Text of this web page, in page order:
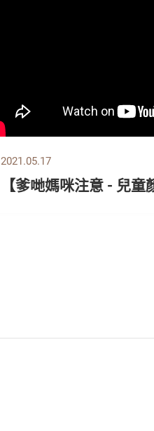
2021.05.17
【爹哋媽咪注意 - 兒童